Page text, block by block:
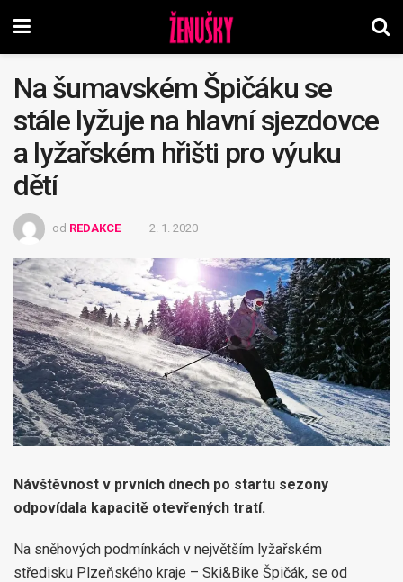
Na šumavském Špičáku se
stále lyžuje na hlavní sjezdovce
a lyžařském hřišti pro výuku
dětí
od REDAKCE 2. 1. 2020
Návštěvnost v prvních dnech po startu sezony
odpovídala kapacitě otevřených tratí.
Na sněhových podmínkách v největším lyžařském
středisku Plzeňského kraje – Ski&Bike Špičák, se od